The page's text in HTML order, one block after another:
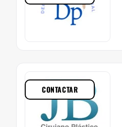
CONTACTAR